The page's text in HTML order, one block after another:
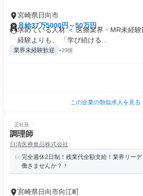
宮崎県日向市
月給37万5000円～50万円
求めている人材 ＜ 医療業界・MR未経
経験よりも、 「学び続ける...
業界未経験歓迎 +29個
この企業の類似求人を見る
正社員
調理師
日清医療食品株式会社
完全週休2日制！残業代全額支給！業界リー
働きませんか？！
宮崎県日向市向江町